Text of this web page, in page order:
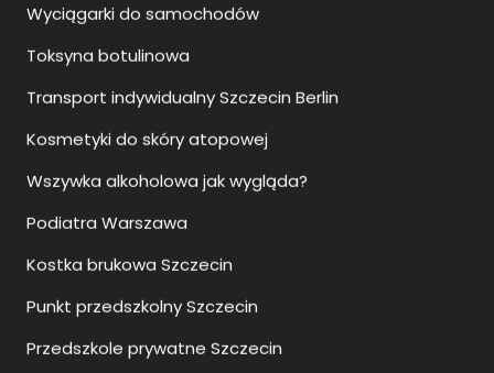
Kosmetyki do skóry atopowej
Wszywka alkoholowa jak wygląda?
Podiatra Warszawa
Kostka brukowa Szczecin
Punkt przedszkolny Szczecin
Przedszkole prywatne Szczecin
Przedszkole prywatne Szczecin cena
Systemy klimatyzacji Olsztyn
Co to jest szkoła językowa?